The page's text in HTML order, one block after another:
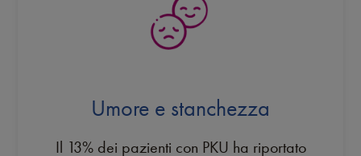
Umore e stanchezza
Il 13% dei pazienti con PKU ha riportato